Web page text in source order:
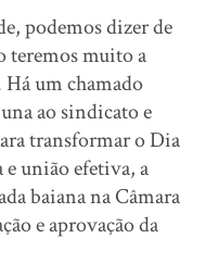
podemos dizer de
teremos muito a
um chamado
ao sindicato e
transformar o Dia
união efetiva, a
baiana na Câmara
e aprovação da